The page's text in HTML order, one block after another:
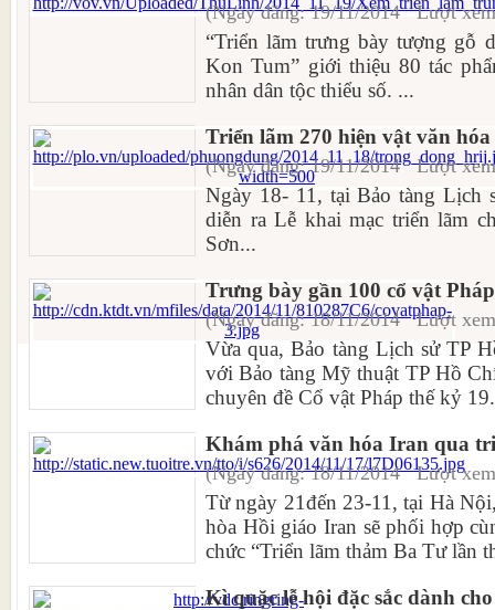
(Ngày đăng: 19/11/2014 Lượt
“Triển lãm trưng bày tượng gỗ
Kon Tum” giới thiệu 80 tác
nhân dân tộc thiểu số. ...
Triển lãm 270 hiện vật văn
(Ngày đăng: 19/11/2014 Lượt
Ngày 18- 11, tại Bảo tàng Lịch
diễn ra Lễ khai mạc triển lãm
Sơn...
Trưng bày gần 100 cổ vật
(Ngày đăng: 18/11/2014 Lượt
Vừa qua, Bảo tàng Lịch sử TP
với Bảo tàng Mỹ thuật TP Hồ
chuyên đề Cổ vật Pháp thế kỷ
Khám phá văn hóa Iran qua
(Ngày đăng: 18/11/2014 Lượt
Từ ngày 21đến 23-11, tại Hà
hòa Hồi giáo Iran sẽ phối hợp
chức “Triển lãm thảm Ba Tư lần
Kì quặc lễ hội đặc sắc dành